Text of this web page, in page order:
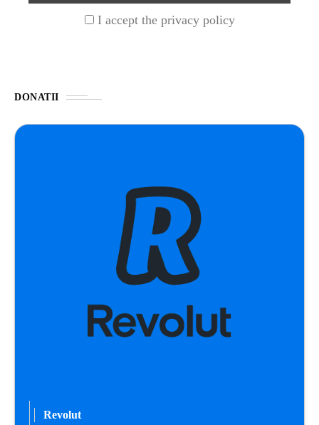
I accept the privacy policy
DONATII
Revolut